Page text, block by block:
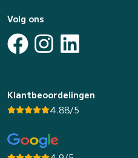
Volg ons
Klantbeoordelingen
4.88/5